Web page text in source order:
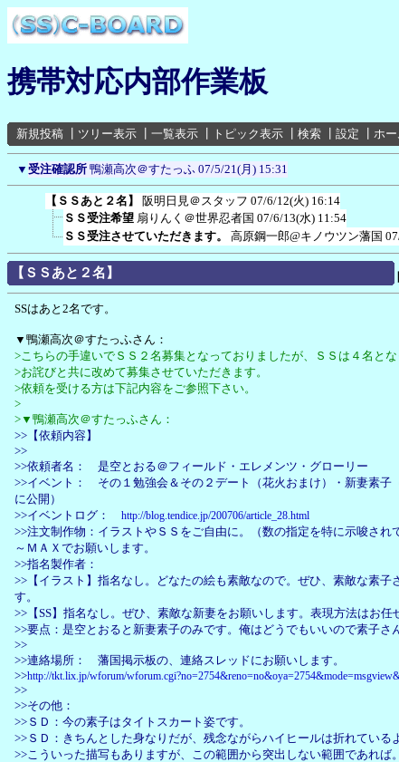
携帯対応内部作業板
新規投稿 ツリー表示 一覧表示 トピック表示 検索 設定 ホー
▼ 受注確認所 鴨瀬高次＠すたっふ 07/5/21(月) 15:31
【ＳＳあと２名】 阪明日見＠スタッフ 07/6/12(火) 16:14
ＳＳ受注希望 扇りんく＠世界忍者国 07/6/13(水) 11:54
ＳＳ受注させていただきます。
高原鋼一郎@キノウツン藩国
【ＳＳあと２名】
SSはあと2名です。
▼鴨瀬高次＠すたっふさん：
>こちらの手違いでＳＳ２名募集となっておりましたが、ＳＳは４名とな
>お詫びと共に改めて募集させていただきます。
>依頼を受ける方は下記内容をご参照下さい。
>
>▼鴨瀬高次＠すたっふさん：
>>【依頼内容】
>>
>>依頼者名： 是空とおる＠フィールド・エレメンツ・グローリー
>>イベント： その１勉強会＆その２デート（花火おまけ）・新妻素子
に公開）
>>イベントログ： http://blog.tendice.jp/200706/article_28.html
>>注文制作物：イラストやＳＳをご自由に。（数の指定を特に示唆され
～ＭＡＸでお願いします。
>>指名製作者：
>>【イラスト】指名なし。どなたの絵も素敵なので。ぜひ、素敵な素子
す。
>>【SS】指名なし。ぜひ、素敵な新妻をお願いします。表現方法はお任
>>要点：是空とおると新妻素子のみです。俺はどうでもいいので素子さ
>>
>>連絡場所： 藩国掲示板の、連絡スレッドにお願いします。
>>http://tkt.lix.jp/wforum/
>>
>>その他：
>>ＳＤ：今の素子はタイトスカート姿です。
>>ＳＤ：きちんとした身なりだが、残念ながらハイヒールは折れている
>>こういった描写もありますが、この範囲から突出しない範囲であれば。